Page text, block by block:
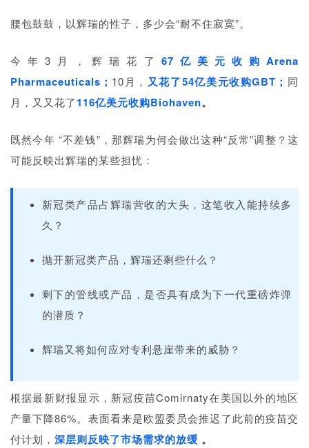
腰包鼓鼓，以辉瑞的性子，多少会“耐不住寂寞”。
今年3月，辉瑞花了 67亿美元收购Arena
Pharmaceuticals； 10月， 又花了54亿美元收购GBT； 同
月，又又花了116亿美元收购Biohaven。
既然今年 “不差钱”，那辉瑞为何会做出这种“反常”调整？这
可能反映出辉瑞的某些担忧：
新冠类产品占辉瑞营收的大头，这笔收入能持续多
久？
抛开新冠类产品，辉瑞还剩些什么？
剩下的管线或产品，是否具有成为下一代重磅炸弹
的潜质？
辉瑞又将如何应对专利悬崖带来的威胁？
根据最新财报显示，新冠疫苗Comirnaty在美国以外的地区
产量下降86%。表面看来是欧盟委员会推迟了此前的疫苗交
付计划， 深层则反映了市场需求的放缓 。